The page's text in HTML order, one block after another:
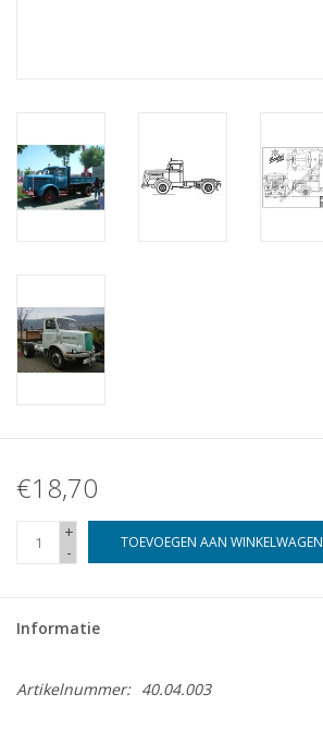
€18,70
+
-
TOEVOEGEN AAN WINKELWAGEN
Informatie
Artikelnummer: 40.04.003